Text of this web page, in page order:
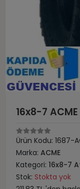
16x8-7
Ürün Kodu: 1687-
Marka: ACME
Kategori: 16x8-7
Stok: Stokta yok